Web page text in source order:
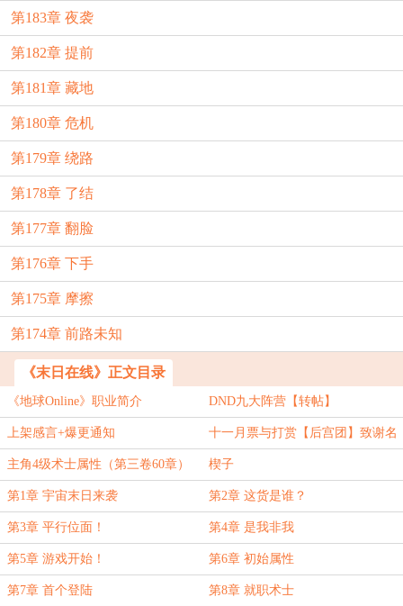
第183章 夜袭
第182章 提前
第181章 藏地
第180章 危机
第179章 绕路
第178章 了结
第177章 翻脸
第176章 下手
第175章 摩擦
第174章 前路未知
《末日在线》正文目录
《地球Online》职业简介 DND九大阵营【转帖】
上架感言+爆更通知 十一月票与打赏【后宫团】致谢名
单！
主角4级术士属性（第三卷60章） 楔子
第1章 宇宙末日来袭 第2章 这货是谁？
第3章 平行位面！ 第4章 是我非我
第5章 游戏开始！ 第6章 初始属性
第7章 首个登陆 第8章 就职术士